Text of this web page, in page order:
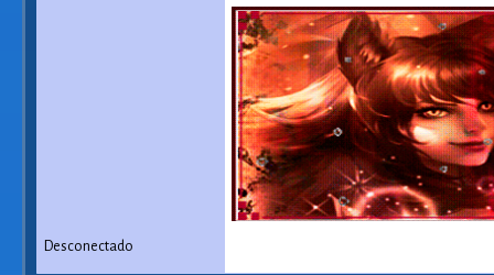
Desconectado